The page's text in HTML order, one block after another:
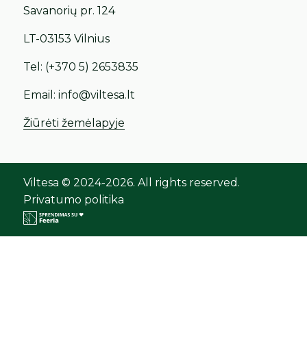
Savanorių pr. 124
LT-03153 Vilnius
Tel: (+370 5) 2653835
Email:info@viltesa.lt
Žiūrėti žemėlapyje
Viltesa © 2024-2026. All rights reserved.
Privatumo politika